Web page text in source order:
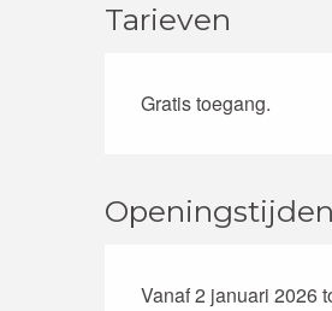
Tarieven
Gratis toegang.
Openingstijden
Vanaf 2 januari 2026